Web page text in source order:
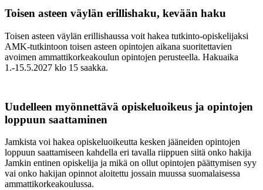
Toisen asteen väylän erillishaku, kevään haku
Toisen asteen väylän erillishaussa voit hakea tutkinto-opiskelijaksi
AMK-tutkintoon toisen asteen opintojen aikana suoritettavien
avoimen ammattikorkeakoulun opintojen perusteella. Hakuaika
1.-15.5.2027 klo 15 saakka.
Uudelleen myönnettävä opiskeluoikeus ja opintojen
loppuun saattaminen
Jamkista voi hakea opiskeluoikeutta kesken jääneiden opintojen
loppuun saattamiseen kahdella eri tavalla riippuen siitä onko hakija
Jamkin entinen opiskelija ja mikä on ollut opintojen päättymisen syy
vai onko hakijan opinnot aloitettu jossain muussa suomalaisessa
ammattikorkeakoulussa.